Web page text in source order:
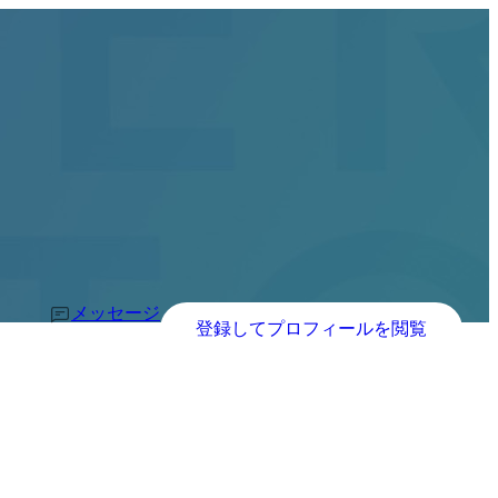
メッセージ
登録してプロフィールを閲覧